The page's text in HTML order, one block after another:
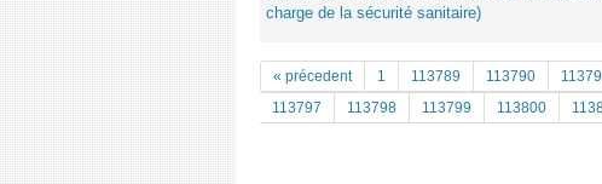
charge de la sécurité sanitaire)
« précedent 1 113789 113790
113797
113798 113799 113800